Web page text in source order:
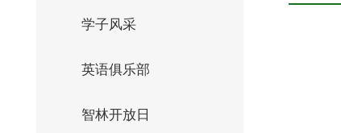
学子风采
英语俱乐部
智林开放日